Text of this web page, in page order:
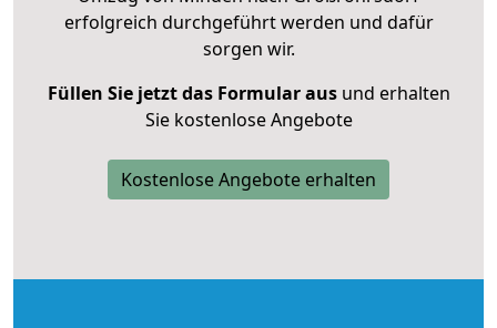
erfolgreich durchgeführt werden und dafür
sorgen wir.
Füllen Sie jetzt das Formular ausund erhalten
Sie kostenlose Angebote
Kostenlose Angebote erhalten